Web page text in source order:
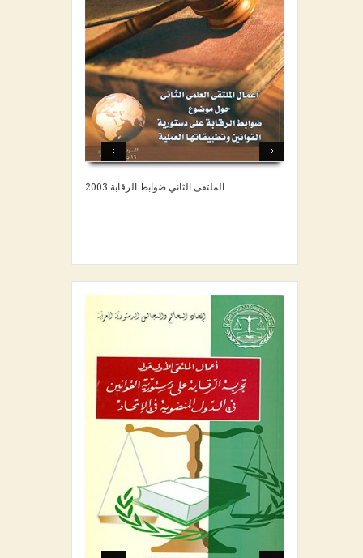
الملتقى الثاني ضوابط الرقابة 2003